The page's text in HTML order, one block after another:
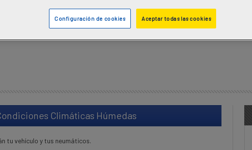
Climáticas Húmedas
tu vehículo y tus neumáticos.
Aceptar todas las cookies
Configuración de cookies